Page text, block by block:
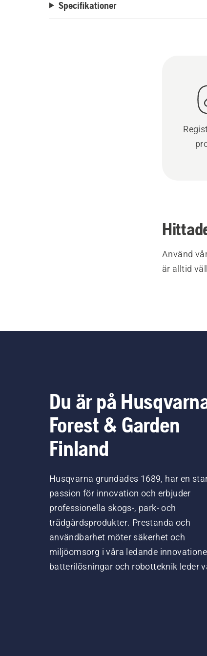
Specifikationer
Använd
är alltid
Du är på
Forest & Garden
Finland
Husqvarna grundades 1689, har en
passion för innovation och erbjuder
professionella skogs-, park- och
trädgårdsprodukter. Prestanda och
användbarhet möter säkerhet och
miljöomsorg i våra ledande
batterilösningar och robotteknik leder